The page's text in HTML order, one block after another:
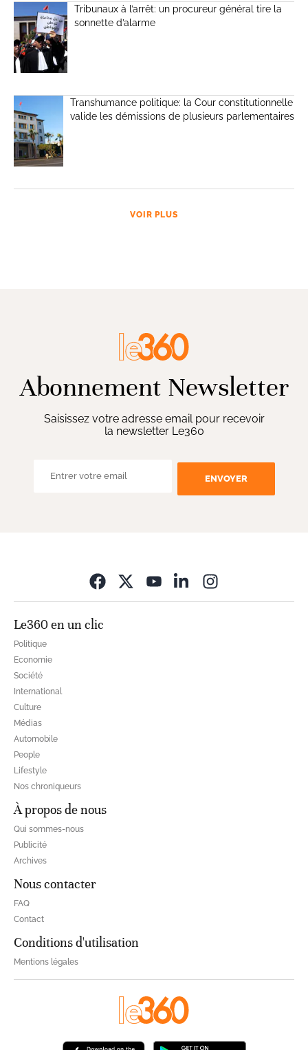
Tribunaux à l’arrêt: un procureur général tire la
sonnette d’alarme
Transhumance politique: la Cour constitutionnelle
valide les démissions de plusieurs parlementaires
VOIR PLUS
Abonnement Newsletter
Saisissez votre adresse email pour recevoir
la newsletter Le360
ENVOYER
Le360 en un clic
Politique
Economie
Société
International
Culture
Médias
Automobile
People
Lifestyle
Nos chroniqueurs
À propos de nous
Qui sommes-nous
Publicité
Archives
Nous contacter
FAQ
Contact
Conditions d'utilisation
Mentions légales